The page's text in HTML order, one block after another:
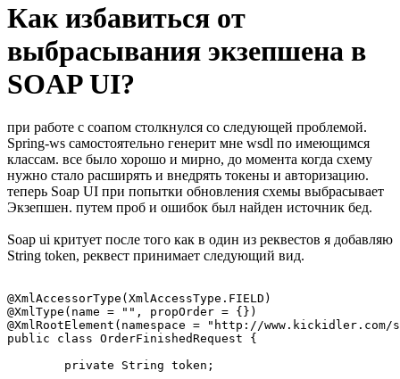
Как избавиться от
выбрасывания экзепшена в
SOAP UI?
при работе с соапом столкнулся со следующей проблемой.
Spring-ws самостоятельно генерит мне wsdl по имеющимся
классам. все было хорошо и мирно, до момента когда схему
нужно стало расширять и внедрять токены и авторизацию.
теперь Soap UI при попытки обновления схемы выбрасывает
Экзепшен. путем проб и ошибок был найден источник бед.
Soap ui критует после того как в один из реквестов я добавляю
String token, реквест принимает следующий вид.
@XmlAccessorType(XmlAccessType.FIELD)
@XmlType(name = "", propOrder = {})
@XmlRootElement(namespace = "http://www.kickidler.com/
public class OrderFinishedRequest {